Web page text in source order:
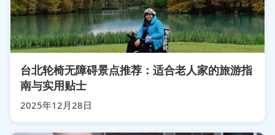
台北轮椅无障碍景点推荐：适合老人家的旅游指
南与实用贴士
2025年12月28日